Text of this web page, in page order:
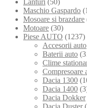
Lanturi (50)
Maschio Gaspardo
Mosoare si brazdare
Motoare (30)
Piese AUTO (1237)
Accesorii auto
Baterii auto
Clime
Compresoare
Dacia 1300
Dacia 1400
Dacia Dokker